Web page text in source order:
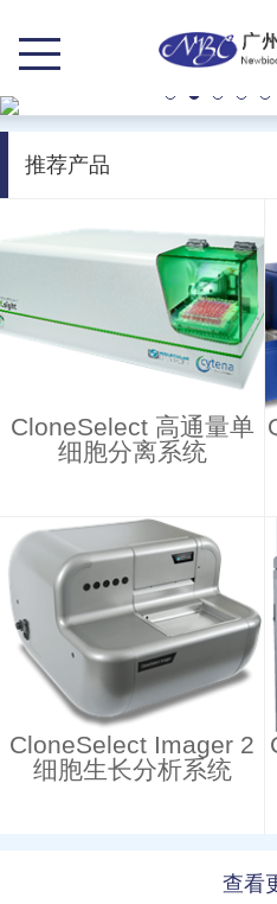
推荐产品
CloneSelect 高通量单
细胞分离系统
CloneSelect Imager 2
细胞生长分析系统
查看